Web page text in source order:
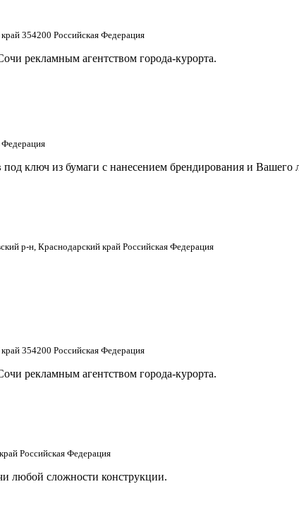
354200 Российская Федерация
рекламным агентством города-курорта.
под ключ из бумаги с нанесением брендирования и
р-н, Краснодарский край Российская Федерация
354200 Российская Федерация
рекламным агентством города-курорта.
Российская Федерация
любой сложности конструкции.